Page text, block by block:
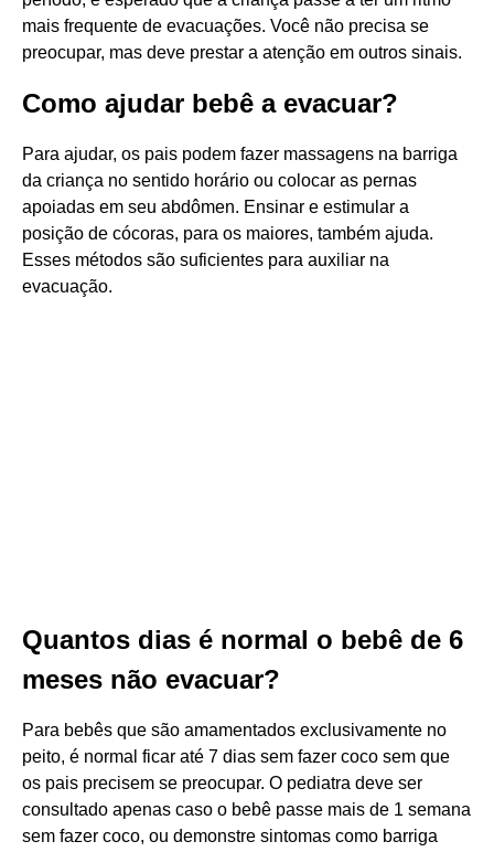
mais frequente de evacuações. Você não precisa se
preocupar, mas deve prestar a atenção em outros sinais.
Como ajudar bebê a evacuar?
Para ajudar, os pais podem fazer massagens na barriga
da criança no sentido horário ou colocar as pernas
apoiadas em seu abdômen. Ensinar e estimular a
posição de cócoras, para os maiores, também ajuda.
Esses métodos são suficientes para auxiliar na
evacuação.
Quantos dias é normal o bebê de 6
meses não evacuar?
Para bebês que são amamentados exclusivamente no
peito, é normal ficar até 7 dias sem fazer coco sem que
os pais precisem se preocupar. O pediatra deve ser
consultado apenas caso o bebê passe mais de 1 semana
sem fazer coco, ou demonstre sintomas como barriga